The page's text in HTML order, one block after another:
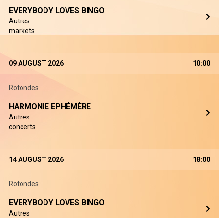
EVERYBODY LOVES BINGO
Autres
markets
09 AUGUST 2026 10:00
Rotondes
HARMONIE EPHÉMÈRE
Autres
concerts
14 AUGUST 2026 18:00
Rotondes
EVERYBODY LOVES BINGO
Autres